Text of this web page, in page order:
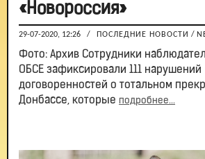
«Новороссия»
29-07-2020, 12:26 / ПОСЛЕДНИЕ НОВОСТИ /
Фото: Архив Сотрудники
ОБСЕ зафиксировали 111 нарушений
договоренностей о тотальном
Донбассе, которые подробнее...